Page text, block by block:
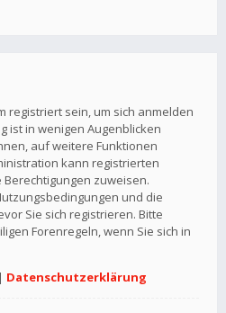
registriert sein, um sich anmelden
ist in wenigen Augenblicken
auf weitere Funktionen
kann registrierten
zuweisen.
und die
Sie sich registrieren. Bitte
Forenregeln, wenn Sie sich in
| Datenschutzerklärung